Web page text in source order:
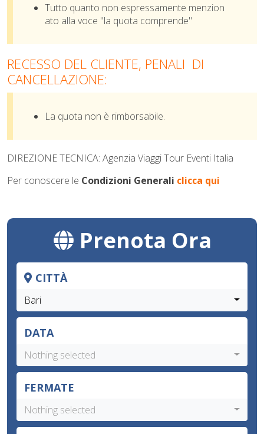
Tutto quanto non espressamente menzion
ato alla voce "la quota comprende"
RECESSO DEL CLIENTE, PENALI DI
CANCELLAZIONE:
La quota non è rimborsabile.
DIREZIONE TECNICA: Agenzia Viaggi Tour Eventi Italia
Per conoscere le Condizioni Generali clicca qui
Prenota Ora
CITTÀ
Bari
DATA
Nothing selected
FERMATE
Nothing selected